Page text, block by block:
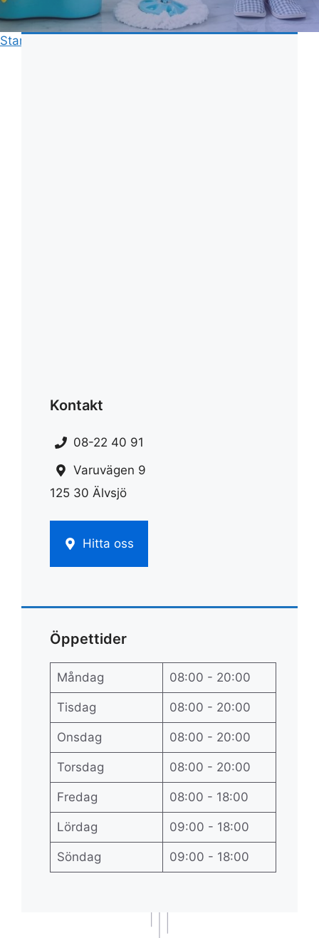
Start
Kontakt
08-22 40 91
Varuvägen 9
125 30 Älvsjö
Hitta oss
Öppettider
Måndag 08:00 - 20:00
Tisdag 08:00 - 20:00
Onsdag 08:00 - 20:00
Torsdag 08:00 - 20:00
Fredag 08:00 - 18:00
Lördag 09:00 - 18:00
Söndag 09:00 - 18:00